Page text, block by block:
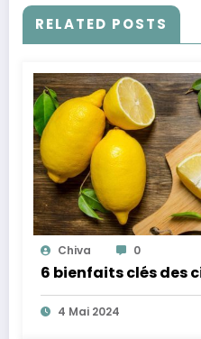
RELATED POSTS
Chiva 0
6 bienfaits clés des
4 Mai 2024